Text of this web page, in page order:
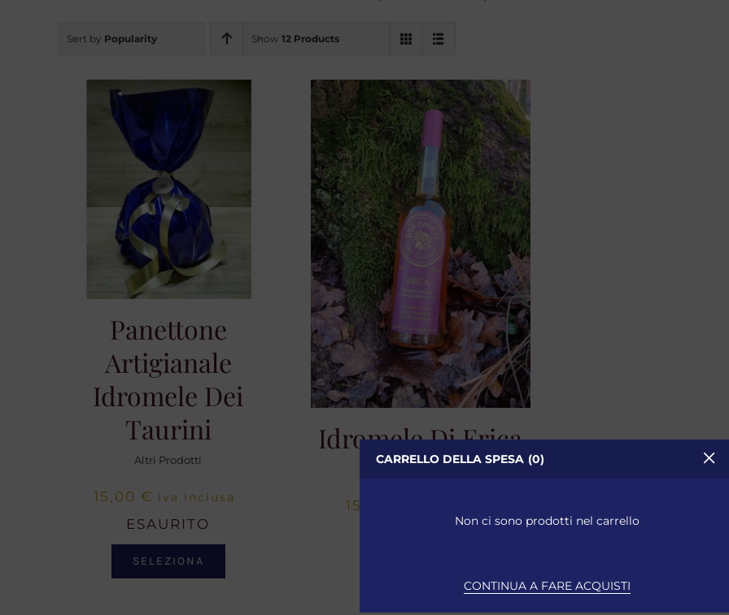
Sort by Popularity Show 12 Products
Panettone
Artigianale
Idromele Dei
Taurini
Altri Prodotti
15,00 € Iva Inclusa
ESAURITO
SELEZIONA
Idromele Di Erica
15,00
CARRELLO DELLA SPESA 0
Non ci sono prodotti nel carrello
CONTINUA A FARE ACQUISTI